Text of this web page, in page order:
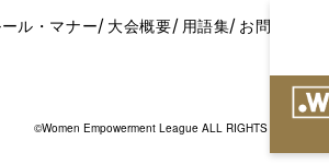
ル・マナー 大会概要 用語集 お問い合わせ
©Women Empowerment League ALL RIGHTS RESERVED.